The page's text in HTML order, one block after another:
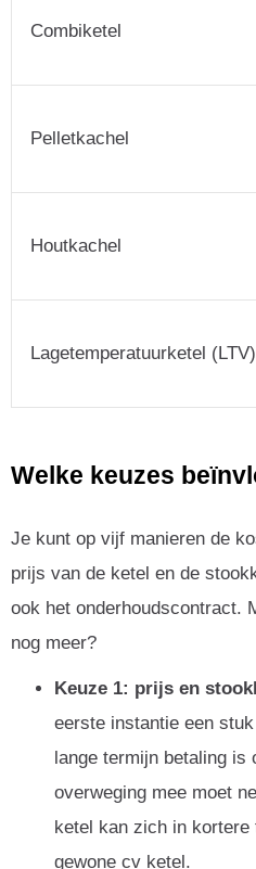
Combiketel
Pelletkachel
Houtkachel
Lagetemperatuurketel (LTV)
Welke keuzes
Je kunt op vijf manieren de
prijs van de ketel en de
ook het onderhoudscontract.
nog meer?
Keuze 1: prijs en
eerste instantie een
lange termijn betaling is
overweging mee moet
ketel kan zich in kortere
gewone cv ketel.